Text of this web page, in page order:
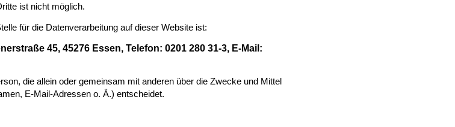
ist nicht möglich.
für die Datenverarbeitung auf dieser Website ist:
45, 45276 Essen,Telefon: 0201 280 31-3, E-Mail:
die allein oder gemeinsam mit anderen über die Zwecke und Mittel
E-Mail-Adressen o. Ä.) entscheidet.